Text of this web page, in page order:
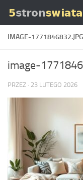
Skip to content
IMAGE-1771846832.JPG
image-
PRZEZ · 23 LUTEGO 2026